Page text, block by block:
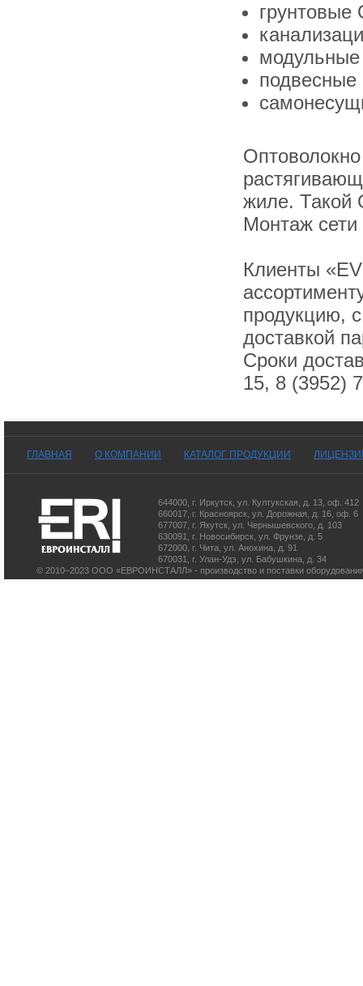
жиле. Такой
Монтаж сети
Клиенты
продукцию,
доставкой
Сроки
15, 8 (3952)
ГЛАВНАЯ О КОМПАНИИ КАТАЛОГ ПРОДУКЦИИ
644000 г. Иркутск ул. Култукская, д. 13 , оф. 412
660017 г. Красноярск ул. Дорожная, д. 16, оф. 6
677007 г. Якутск ул. Чернышевского, д. 103
630091
г. Новосибирск ул. Фрунзе, д. 5
672000 г. Чита ул. Анохина, д. 91
670031
г. Улан-Удэ ул. Бабушкина, д. 34
© 2010–2023 ООО «ЕВРОИНСТАЛЛ» - производство и поставки оборудования